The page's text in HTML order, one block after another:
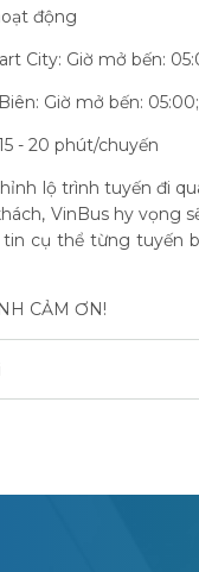
động
City: Giờ mở bến:
Giờ mở bến:
- 20 phút/chuyến
lộ trình tuyến đi
VinBus hy vọng
tin cụ thể từng tuyến
CẢM ƠN!